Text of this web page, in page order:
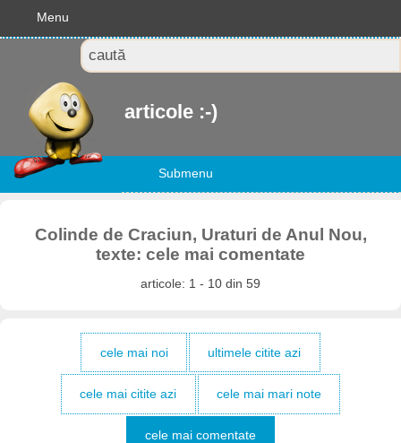
Menu
articole :-)
Submenu
Colinde de Craciun, Uraturi de Anul Nou,
texte: cele mai comentate
articole: 1 - 10 din 59
cele mai noi ultimele citite azi
cele mai citite azi cele mai mari note
cele mai comentate